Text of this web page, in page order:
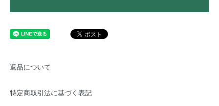
返品について
特定商取引法に基づく表記